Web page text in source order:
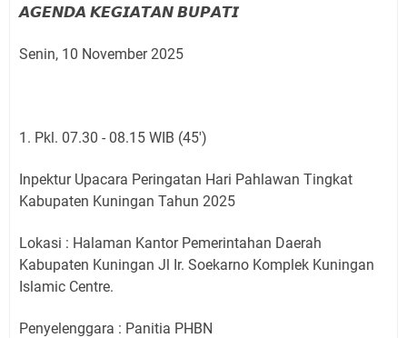
𝘼𝙂𝙀𝙉𝘿𝘼 𝙆𝙀𝙂𝙄𝘼𝙏𝘼𝙉 𝘽𝙐𝙋𝘼𝙏𝙄
Senin, 10 November 2025
1. Pkl. 07.30 - 08.15 WIB (45')
Inpektur Upacara Peringatan Hari Pahlawan Tingkat
Kabupaten Kuningan Tahun 2025
Lokasi : Halaman Kantor Pemerintahan Daerah
Kabupaten Kuningan Jl Ir. Soekarno Komplek Kuningan
Islamic Centre.
Penyelenggara : Panitia PHBN